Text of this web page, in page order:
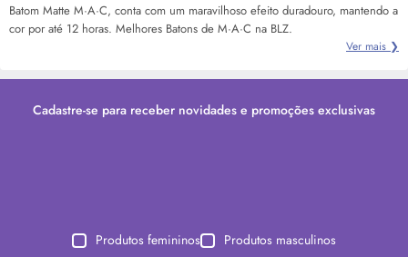
Batom Matte M·A·C, conta com um maravilhoso efeito duradouro, mantendo a
cor por até 12 horas. Melhores Batons de M·A·C na BLZ.
Ver mais ❯
Cadastre-se para receber novidades e promoções exclusivas
Produtos femininos Produtos masculinos